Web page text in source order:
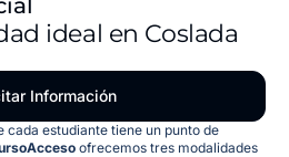
ideal en Coslada
Información
cada estudiante tiene un punto de
ofrecemos tres modalidades